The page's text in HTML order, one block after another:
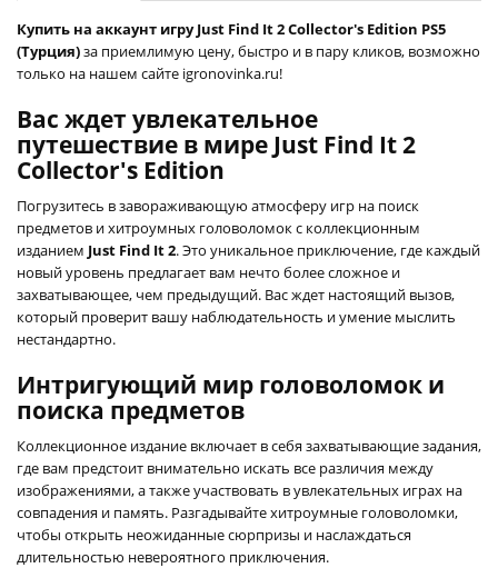
Купить на аккаунт игру Just Find It 2 Collector's Edition PS5
(Турция)за приемлимую цену, быстро и в пару кликов, возможно
только на нашем сайте igronovinka.ru!
Вас ждет увлекательное
путешествие в мире Just Find It 2
Collector's Edition
Погрузитесь в завораживающую атмосферу игр на поиск
предметов и хитроумных головоломок с коллекционным
изданием Just Find It 2. Это уникальное приключение, где каждый
новый уровень предлагает вам нечто более сложное и
захватывающее, чем предыдущий. Вас ждет настоящий вызов,
который проверит вашу наблюдательность и умение мыслить
нестандартно.
Интригующий мир головоломок и
поиска предметов
Коллекционное издание включает в себя захватывающие задания,
где вам предстоит внимательно искать все различия между
изображениями, а также участвовать в увлекательных играх на
совпадения и память. Разгадывайте хитроумные головоломки,
чтобы открыть неожиданные сюрпризы и наслаждаться
длительностью невероятного приключения.